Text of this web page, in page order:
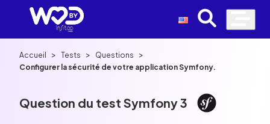
Accueil > Tests > Questions >
Configurer la sécurité de votre application Symfony.
Question du test Symfony 3